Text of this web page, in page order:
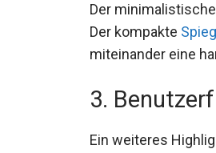
Der
Der kompakte
miteinander eine
3.
Ein weiteres